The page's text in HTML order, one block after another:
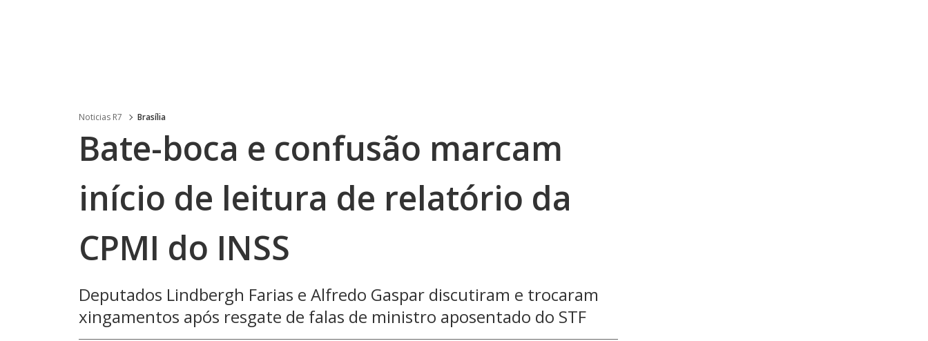
Noticias R7 Brasília
Bate-boca e confusão marcam
início de leitura de relatório da
CPMI do INSS
Deputados Lindbergh Farias e Alfredo Gaspar discutiram e trocaram
xingamentos após resgate de falas de ministro aposentado do STF